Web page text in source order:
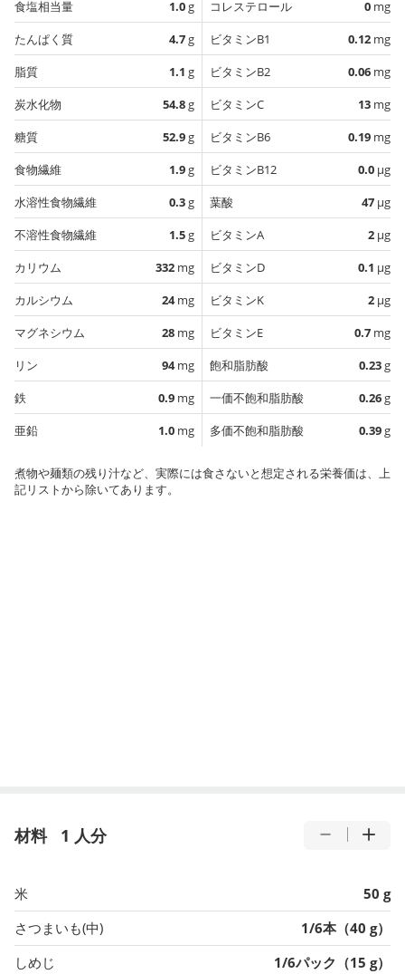
食塩相当量
1.0g
たんぱく質
4.7g
脂質
1.1 g
炭水化物
54.8g
糖質
52.9g
食物繊維
1.9g
水溶性食物繊維
0.3g
不溶性食物繊維
1.5g
カリウム
332 mg
カルシウム
24mg
マグネシウム
28 mg
リン
94mg
鉄
0.9 mg
亜鉛
1.0 mg
コレステロール
0 mg
ビタミンB1
0.12 mg
ビタミンB2
0.06 mg
ビタミンC
13 mg
ビタミンB6
0.19 mg
ビタミンB12
0.0 µg
葉酸
47 µg
ビタミンA
2 µg
ビタミンD
0.1 µg
ビタミンK
2 µg
ビタミンE
0.7 mg
飽和脂肪酸
0.23g
一価不飽和脂肪酸
0.26g
多価不飽和脂肪酸
0.39g
煮物や麺類の残り汁など、実際には食さないと想定される栄養価は、上
記リストから除いてあります。
材料 1 人分
米
50 g
さつまいも(中)
1/6本（40 g）
しめじ
1/6パック（15 g）